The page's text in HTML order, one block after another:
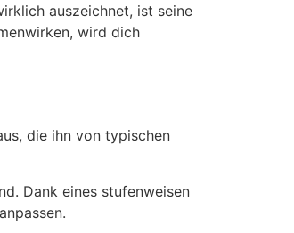
auszeichnet, ist seine
wird dich
die ihn von typischen
Dank eines stufenweisen